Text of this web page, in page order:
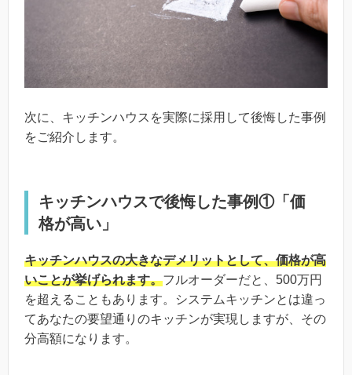
次に、キッチンハウスを実際に採用して後悔した事例
をご紹介します。
キッチンハウスで後悔した事例①「価
格が高い」
キッチンハウスの大きなデメリットとして、価格が高
いことが挙げられます。フルオーダーだと、500万円
を超えることもあります。システムキッチンとは違っ
てあなたの要望通りのキッチンが実現しますが、その
分高額になります。